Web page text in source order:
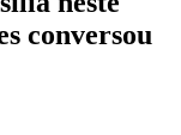
conversou